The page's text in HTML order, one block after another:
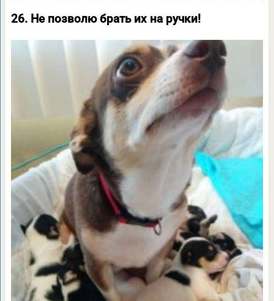
26. Не позволю брать их на ручки!